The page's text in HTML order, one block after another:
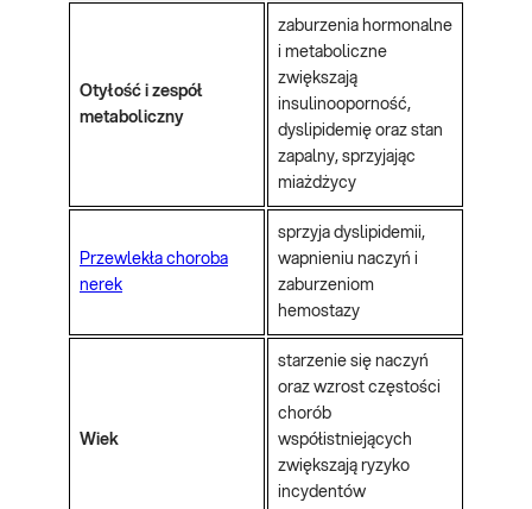
Otyłość i zespół
metaboliczny
zaburzenia hormonalne
i metaboliczne
zwiększają
insulinooporność,
dyslipidemię oraz stan
zapalny, sprzyjając
miażdżycy
Przewlekła choroba
nerek
sprzyja dyslipidemii,
wapnieniu naczyń i
zaburzeniom
hemostazy
Wiek
starzenie się naczyń
oraz wzrost częstości
chorób
współistniejących
zwiększają ryzyko
incydentów